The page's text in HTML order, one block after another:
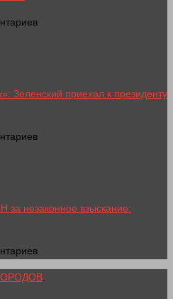
Зеленский приехал к президенту
за незаконное взыскание:
.